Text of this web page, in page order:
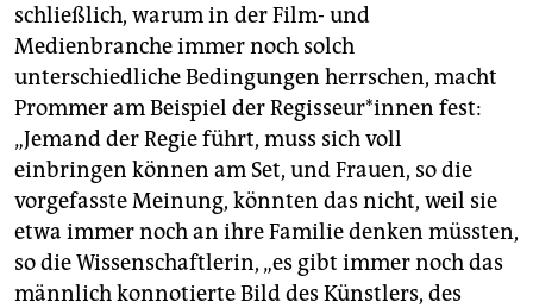
schließlich, warum in der Film- und
Medienbranche immer noch solch
unterschiedliche Bedingungen herrschen, macht
Prommer am Beispiel der Re­gis­seu­r*in­nen fest:
„Jemand der Regie führt, muss sich voll
einbringen können am Set, und Frauen, so die
vorgefasste Meinung, könnten das nicht, weil sie
etwa immer noch an ihre Familie denken müssten,
so die Wissenschaftlerin, „es gibt immer noch das
männlich konnotierte Bild des Künstlers, des